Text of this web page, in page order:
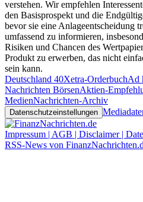
verstehen. Wir empfehlen
den Basisprospekt und die
bevor sie eine Anlageentscheidung
umfassend zu informieren,
Risiken und Chancen des
Produkt zu erwerben, das nicht
sein kann.
Deutschland 40Xetra-OrderbuchAd
Nachrichten BörsenAktien-
MedienNachrichten-Archiv
Datenschutzeinstellungen
Impressum | AGB | Disclaimer |
RSS-News von